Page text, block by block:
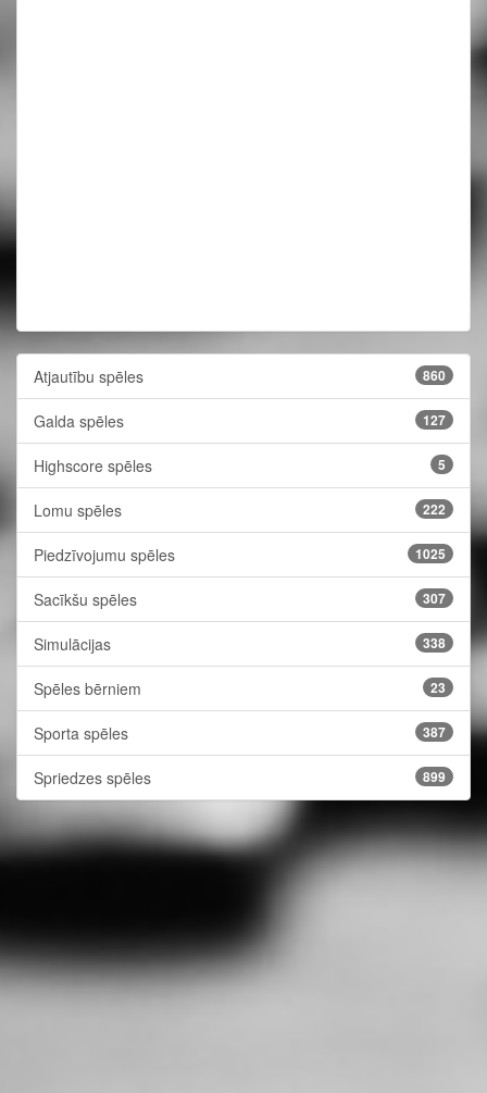
Atjautību spēles 860
Galda spēles 127
Highscore spēles 5
Lomu spēles 222
Piedzīvojumu spēles 1025
Sacīkšu spēles 307
Simulācijas 338
Spēles bērniem 23
Sporta spēles 387
Spriedzes spēles 899